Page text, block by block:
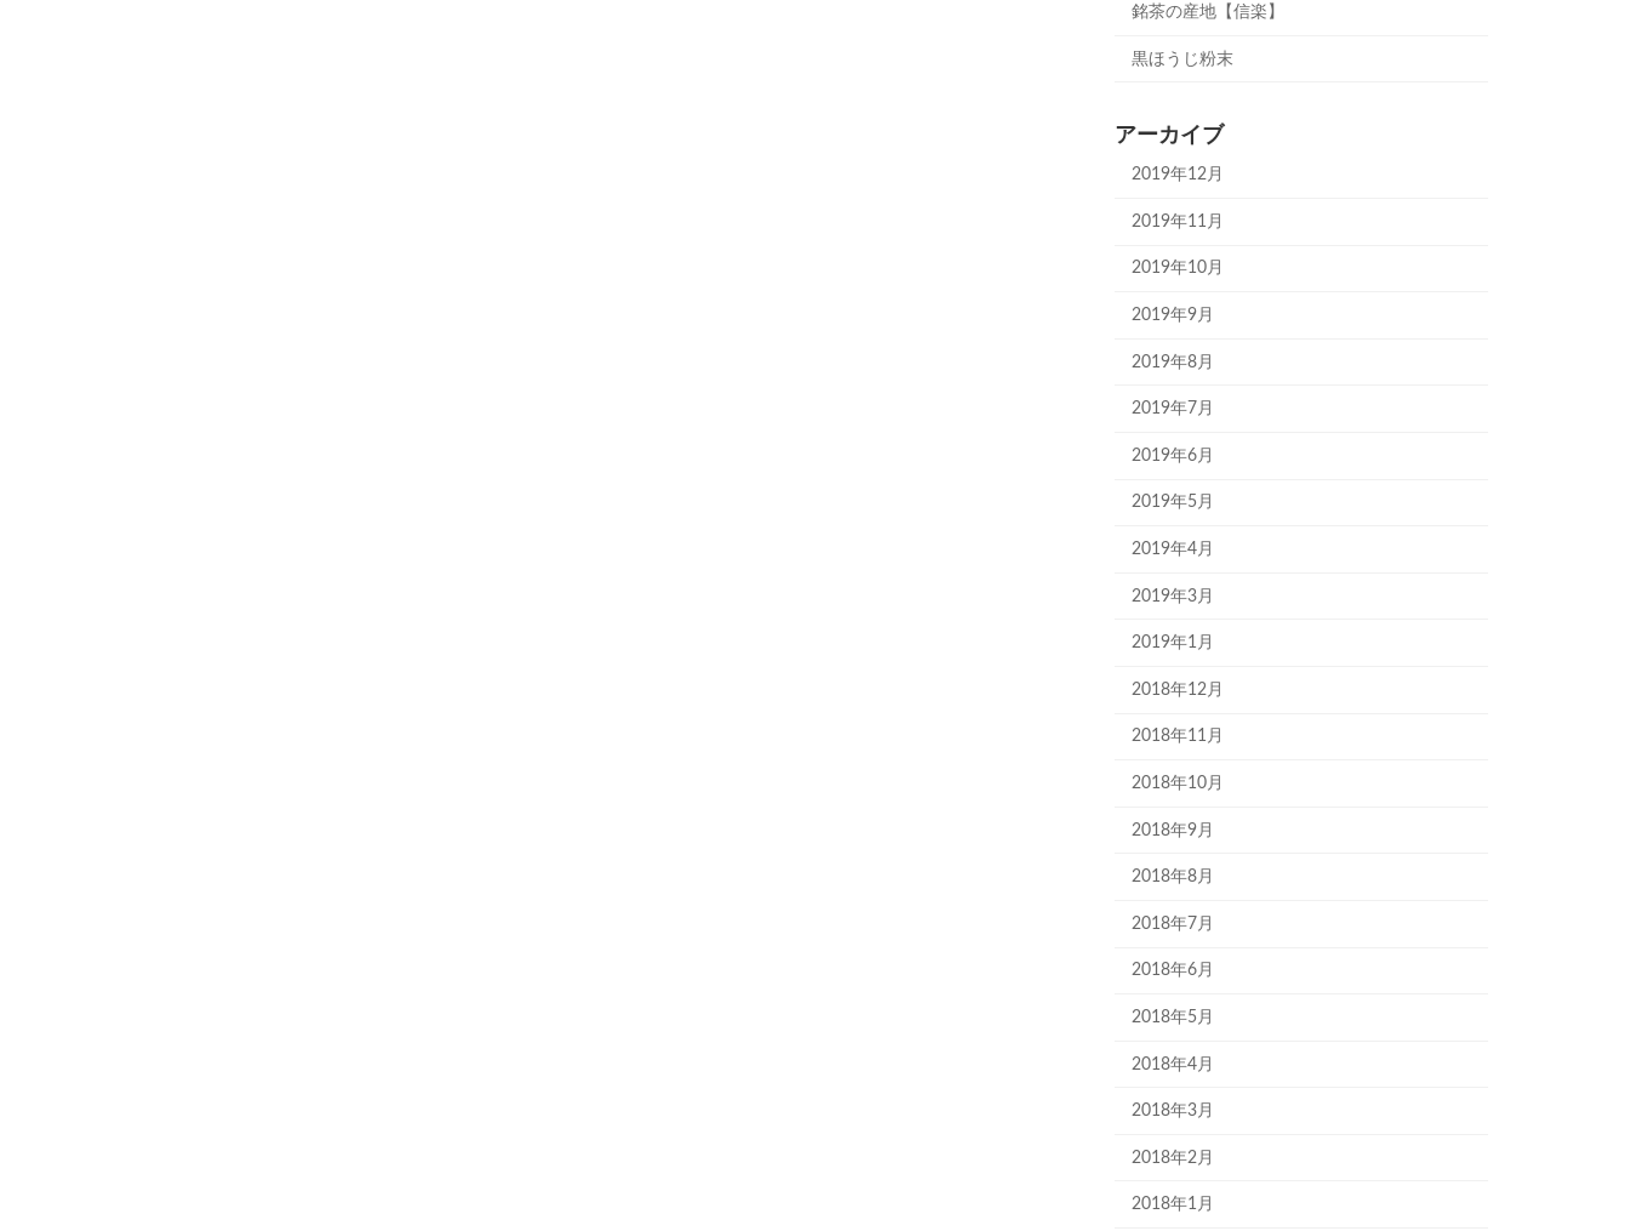
銘茶の産地【信楽】
黒ほうじ粉末
アーカイブ
2019年12月
2019年11月
2019年10月
2019年9月
2019年8月
2019年7月
2019年6月
2019年5月
2019年4月
2019年3月
2019年1月
2018年12月
2018年11月
2018年10月
2018年9月
2018年8月
2018年7月
2018年6月
2018年5月
2018年4月
2018年3月
2018年2月
2018年1月